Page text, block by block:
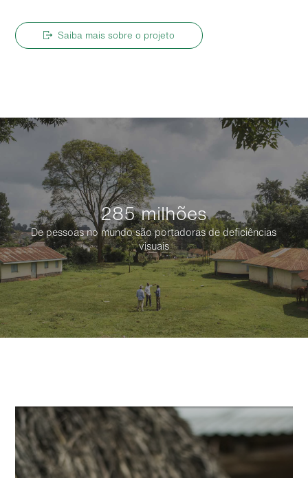
Saiba mais sobre o projeto
285 milhões
De pessoas no mundo são portadoras de deficiências
visuais